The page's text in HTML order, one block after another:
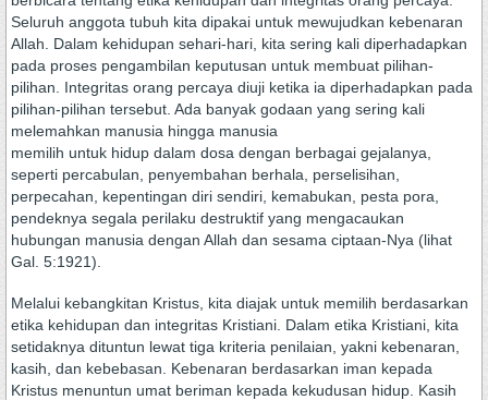
Seluruh anggota tubuh kita dipakai untuk mewujudkan kebenaran
Allah. Dalam kehidupan sehari-hari, kita sering kali diperhadapkan
pada proses pengambilan keputusan untuk membuat pilihan-
pilihan. Integritas orang percaya diuji ketika ia diperhadapkan pada
pilihan-pilihan tersebut. Ada banyak godaan yang sering kali
melemahkan manusia hingga manusia
memilih untuk hidup dalam dosa dengan berbagai gejalanya,
seperti percabulan, penyembahan berhala, perselisihan,
perpecahan, kepentingan diri sendiri, kemabukan, pesta pora,
pendeknya segala perilaku destruktif yang mengacaukan
hubungan manusia dengan Allah dan sesama ciptaan-Nya (lihat
Gal. 5:1921).
Melalui kebangkitan Kristus, kita diajak untuk memilih berdasarkan
etika kehidupan dan integritas Kristiani. Dalam etika Kristiani, kita
setidaknya dituntun lewat tiga kriteria penilaian, yakni kebenaran,
kasih, dan kebebasan. Kebenaran berdasarkan iman kepada
Kristus menuntun umat beriman kepada kekudusan hidup. Kasih